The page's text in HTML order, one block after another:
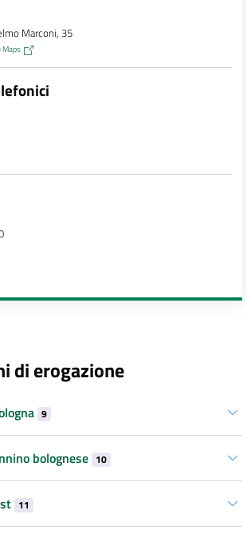
Marconi, 35
Maps
di erogazione
9
bolognese 10
11